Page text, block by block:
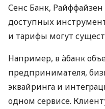
Сенс Банк,
доступных
и тарифы могут
Например, в àбанк
предпринимателя,
эквайринга и
одном сервисе.